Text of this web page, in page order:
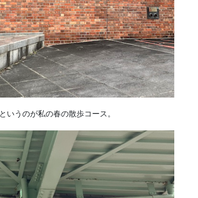
いうのが私の春の散歩コース。